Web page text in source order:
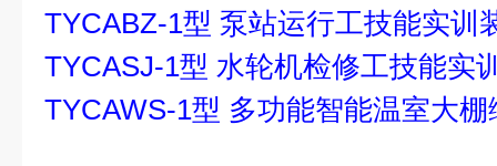
TYCABZ-1型 泵站运行工技能实训
TYCASJ-1型 水轮机检修工技能实
TYCAWS-1型 多功能智能温室大